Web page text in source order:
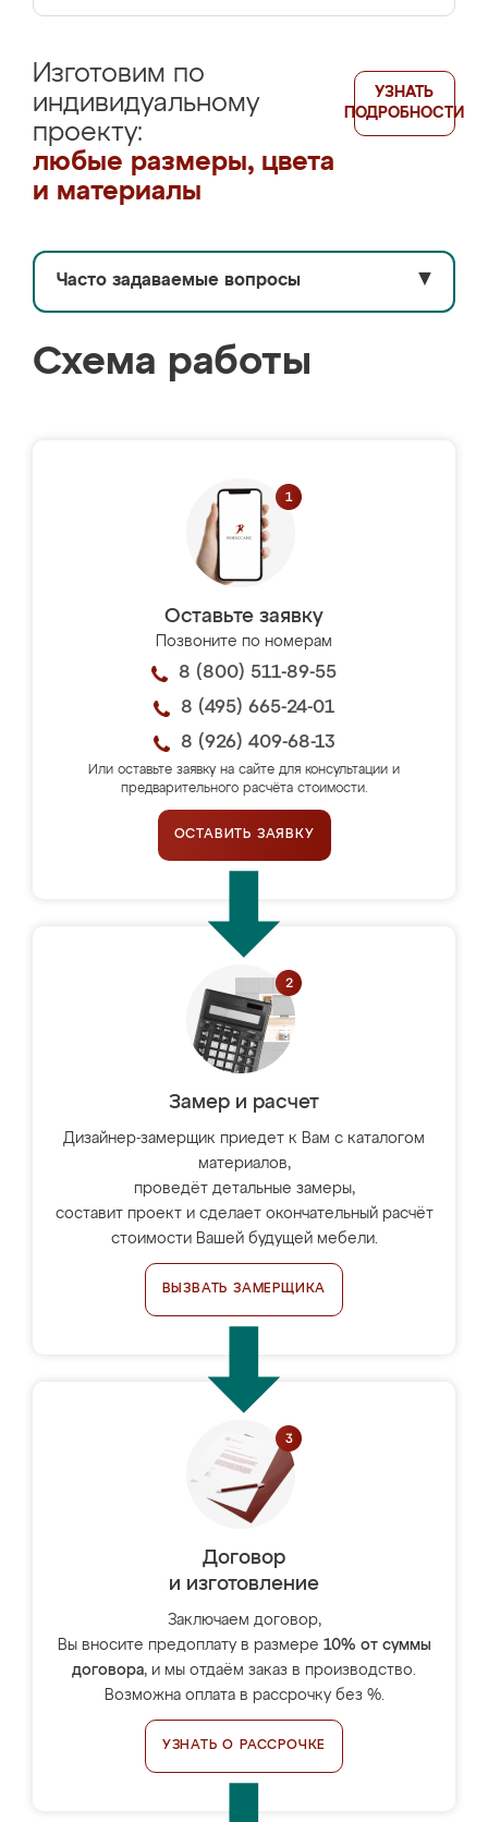
Изготовим по
индивидуальному
проекту:
любые размеры, цвета
и материалы
УЗНАТЬ
ПОДРОБНОСТИ
Часто задаваемые вопросы ▼
Схема работы
Оставьте заявку
Позвоните по номерам
8 (800) 511-89-55
8 (495) 665-24-01
8 (926) 409-68-13
Или оставьте заявку на сайте для консультации и
предварительного расчёта стоимости.
ОСТАВИТЬ ЗАЯВКУ
Замер и расчет
Дизайнер-замерщик приедет к Вам с каталогом
материалов,
проведёт детальные замеры,
составит проект и сделает окончательный расчёт
стоимости Вашей будущей мебели.
ВЫЗВАТЬ ЗАМЕРЩИКА
Договор
и изготовление
Заключаем договор,
Вы вносите предоплату в размере 10% от суммы
договора, и мы отдаём заказ в производство.
Возможна оплата в рассрочку без %.
УЗНАТЬ О РАССРОЧКЕ